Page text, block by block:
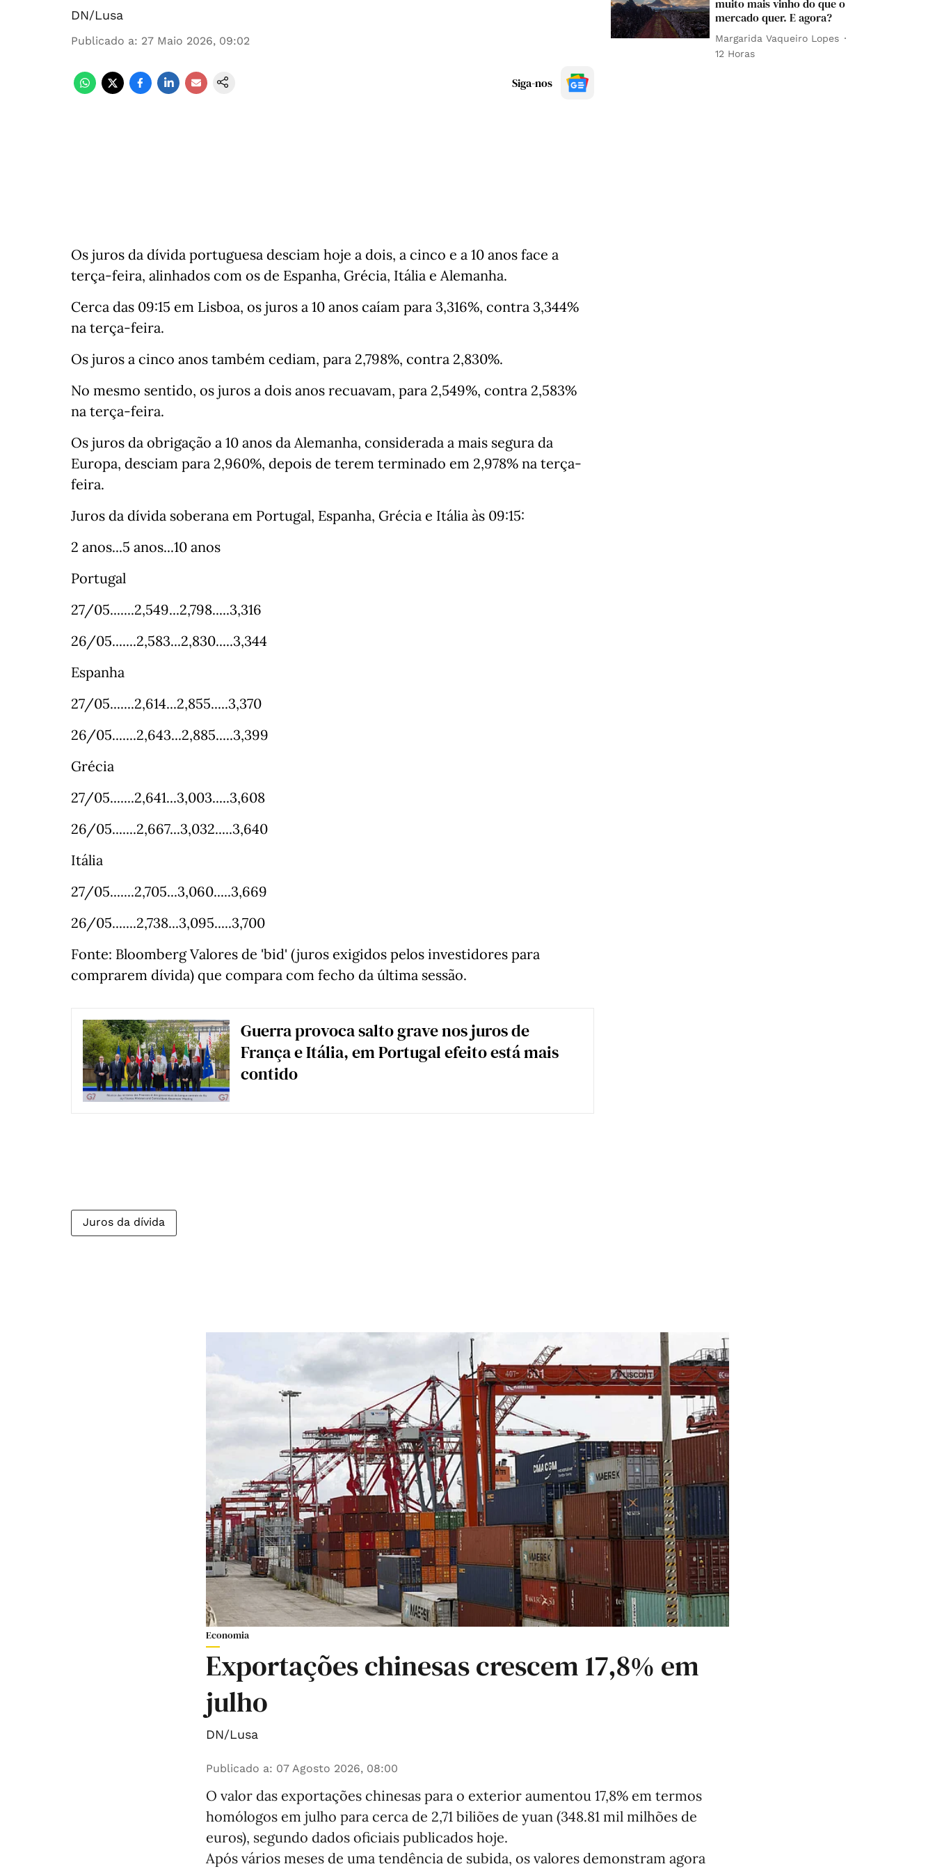
DN/Lusa
Publicado a: 27 Maio 2026, 09:02
Siga-nos
Os juros da dívida portuguesa desciam hoje a dois, a cinco e a 10 anos face a
terça-feira, alinhados com os de Espanha, Grécia, Itália e Alemanha.
Cerca das 09:15 em Lisboa, os juros a 10 anos caíam para 3,316%, contra 3,344%
na terça-feira.
Os juros a cinco anos também cediam, para 2,798%, contra 2,830%.
No mesmo sentido, os juros a dois anos recuavam, para 2,549%, contra 2,583%
na terça-feira.
Os juros da obrigação a 10 anos da Alemanha, considerada a mais segura da
Europa, desciam para 2,960%, depois de terem terminado em 2,978% na terça-
feira.
Juros da dívida soberana em Portugal, Espanha, Grécia e Itália às 09:15:
2 anos...5 anos...10 anos
Portugal
27/05.......2,549...2,798.....3,316
26/05.......2,583...2,830.....3,344
Espanha
27/05.......2,614...2,855.....3,370
26/05.......2,643...2,885.....3,399
Grécia
27/05.......2,641...3,003.....3,608
26/05.......2,667...3,032.....3,640
Itália
27/05.......2,705...3,060.....3,669
26/05.......2,738...3,095.....3,700
Fonte: Bloomberg Valores de 'bid' (juros exigidos pelos investidores para
comprarem dívida) que compara com fecho da última sessão.
Guerra provoca salto grave nos juros de
França e Itália, em Portugal efeito está mais
contido
Juros da dívida
muito mais vinho do que o
mercado quer. E agora?
Margarida Vaqueiro Lopes
12 Horas
Economia
Exportações chinesas crescem 17,8% em
julho
DN/Lusa
Publicado a: 07 Agosto 2026, 08:00
O valor das exportações chinesas para o exterior aumentou 17,8% em termos
homólogos em julho para cerca de 2,71 biliões de yuan (348.81 mil milhões de
euros), segundo dados oficiais publicados hoje.
Após vários meses de uma tendência de subida, os valores demonstram agora